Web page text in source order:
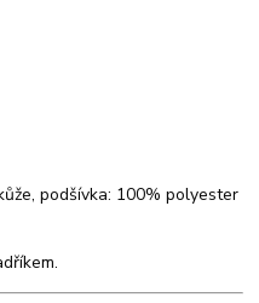
podšívka: 100% polyester